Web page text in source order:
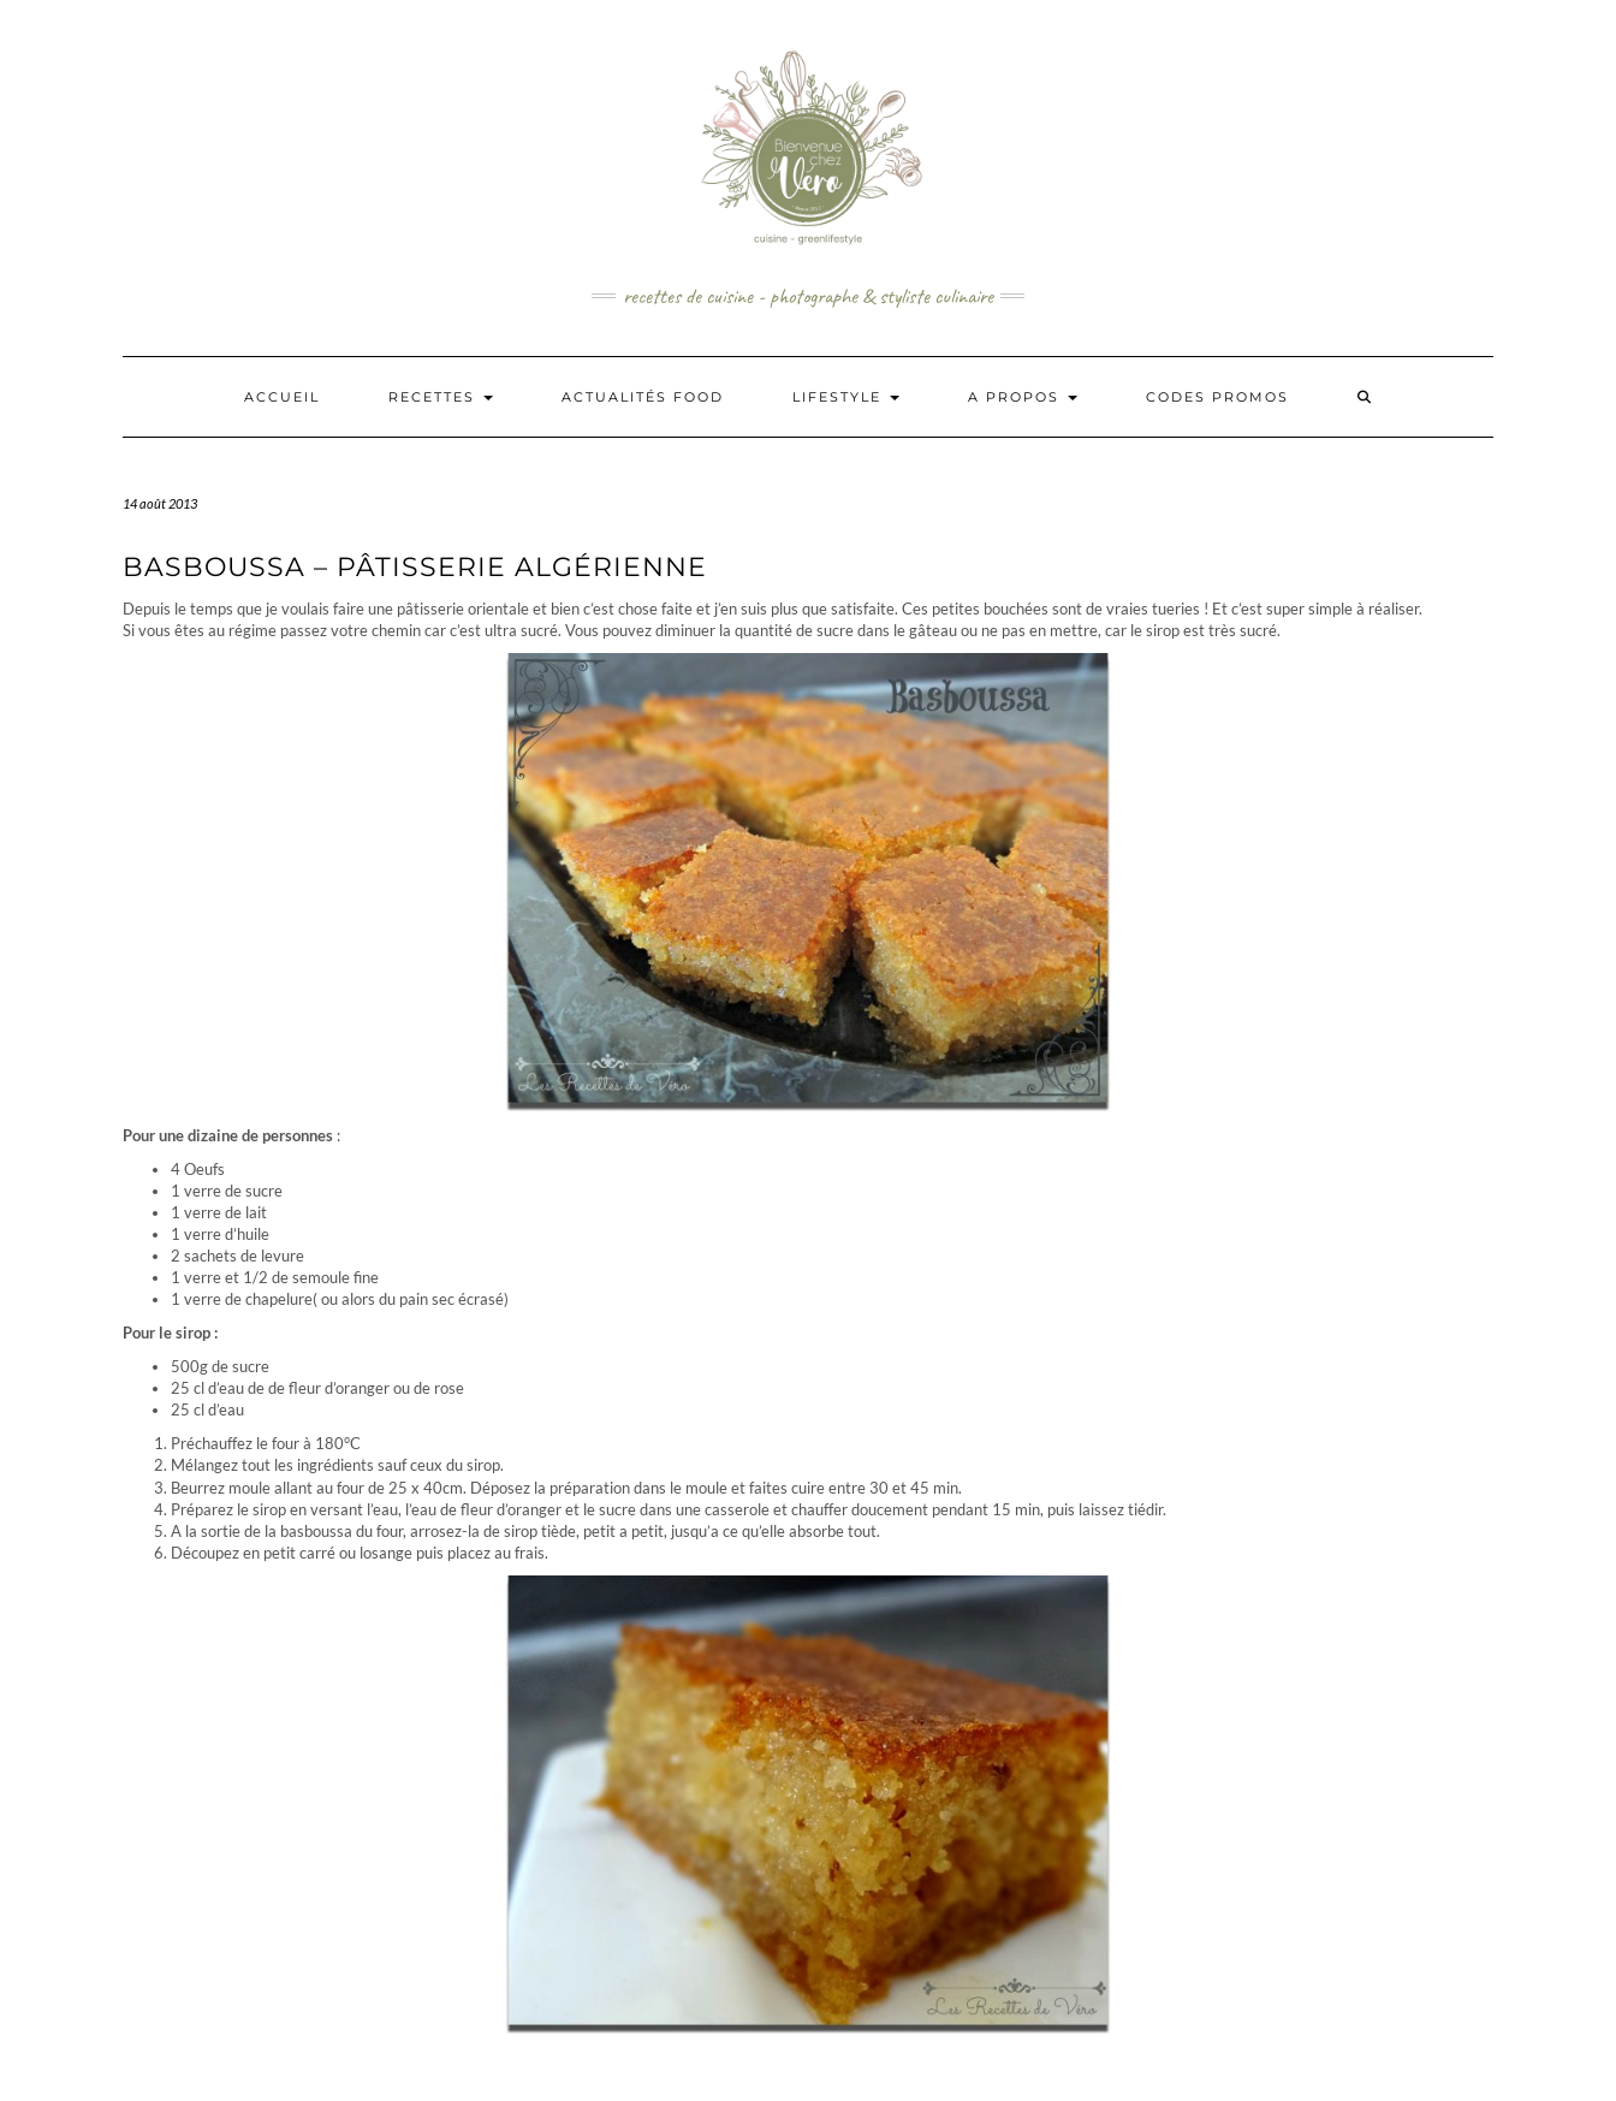
recettes de cuisine - photographe & styliste culinaire
ACCUEIL RECETTES ACTUALITÉS FOOD LIFESTYLE A PROPOS CODES PROMOS
14 août 2013
BASBOUSSA – PÂTISSERIE ALGÉRIENNE
Depuis le temps que je voulais faire une pâtisserie orientale et bien c’est chose faite et j’en suis plus que satisfaite. Ces petites bouchées sont de vraies tueries ! Et c’est super simple à réaliser.
Si vous êtes au régime passez votre chemin car c’est ultra sucré. Vous pouvez diminuer la quantité de sucre dans le gâteau ou ne pas en mettre, car le sirop est très sucré.
Pour une dizaine de personnes :
4 Oeufs
1 verre de sucre
1 verre de lait
1 verre d’huile
2 sachets de levure
1 verre et 1/2 de semoule fine
1 verre de chapelure( ou alors du pain sec écrasé)
Pour le sirop :
500g de sucre
25 cl d’eau de de fleur d’oranger ou de rose
25 cl d’eau
Préchauffez le four à 180°C
Mélangez tout les ingrédients sauf ceux du sirop.
Beurrez moule allant au four de 25 x 40cm. Déposez la préparation dans le moule et faites cuire entre 30 et 45 min.
Préparez le sirop en versant l’eau, l’eau de fleur d’oranger et le sucre dans une casserole et chauffer doucement pendant 15 min, puis laissez tiédir.
A la sortie de la basboussa du four, arrosez-la de sirop tiède, petit a petit, jusqu’a ce qu’elle absorbe tout.
Découpez en petit carré ou losange puis placez au frais.